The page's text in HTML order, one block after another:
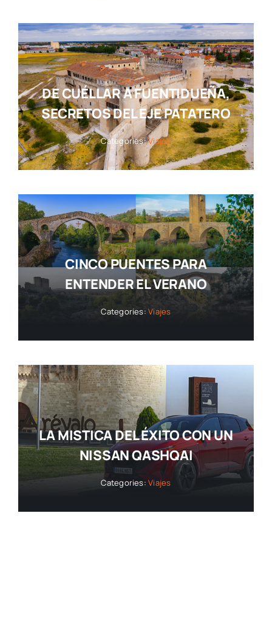
DE CUÉLLAR A FUENTIDUEÑA,
SECRETOS DEL EJE PATATERO
Categories:Viajes
CINCO PUENTES PARA
ENTENDER EL VERANO
Categories:Viajes
LA MISTICA DEL ÉXITO CON UN
NISSAN QASHQAI
Categories:Viajes